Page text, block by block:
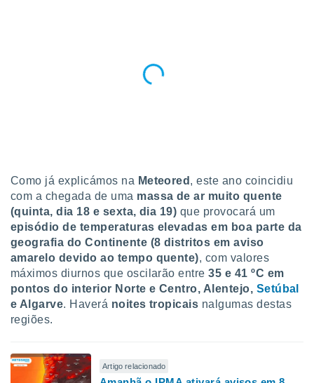
caso,
de que
para
navegação
não
cookies
o
ou
Como já explicámos na Meteored , este ano coincidiu
com a chegada de uma massa de ar muito quente
(quinta, dia 18 e sexta, dia 19) que provocará um
episódio de temperaturas elevadas em boa parte da
geografia do Continente (8 distritos em aviso
amarelo devido ao tempo quente), com valores
máximos diurnos que oscilarão entre35 e 41 ºC em
pontos do interior Norte e Centro, Alentejo, Setúbal
e Algarve. Haverá noites tropicais nalgumas destas
regiões.
Artigo relacionado